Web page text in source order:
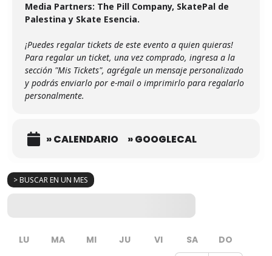
> BUSCAR EN UN MES
LU MA MI JU VI SA DO
Media Partners: The Pill Company, SkatePal de
Palestina y Skate Esencia.
¡Puedes regalar tickets de este evento a quien quieras!
Para regalar un ticket, una vez comprado, ingresa a la
sección "Mis Tickets", agrégale un mensaje personalizado
y podrás enviarlo por e-mail o imprimirlo para regalarlo
personalmente.
» CALENDARIO » GOOGLECAL